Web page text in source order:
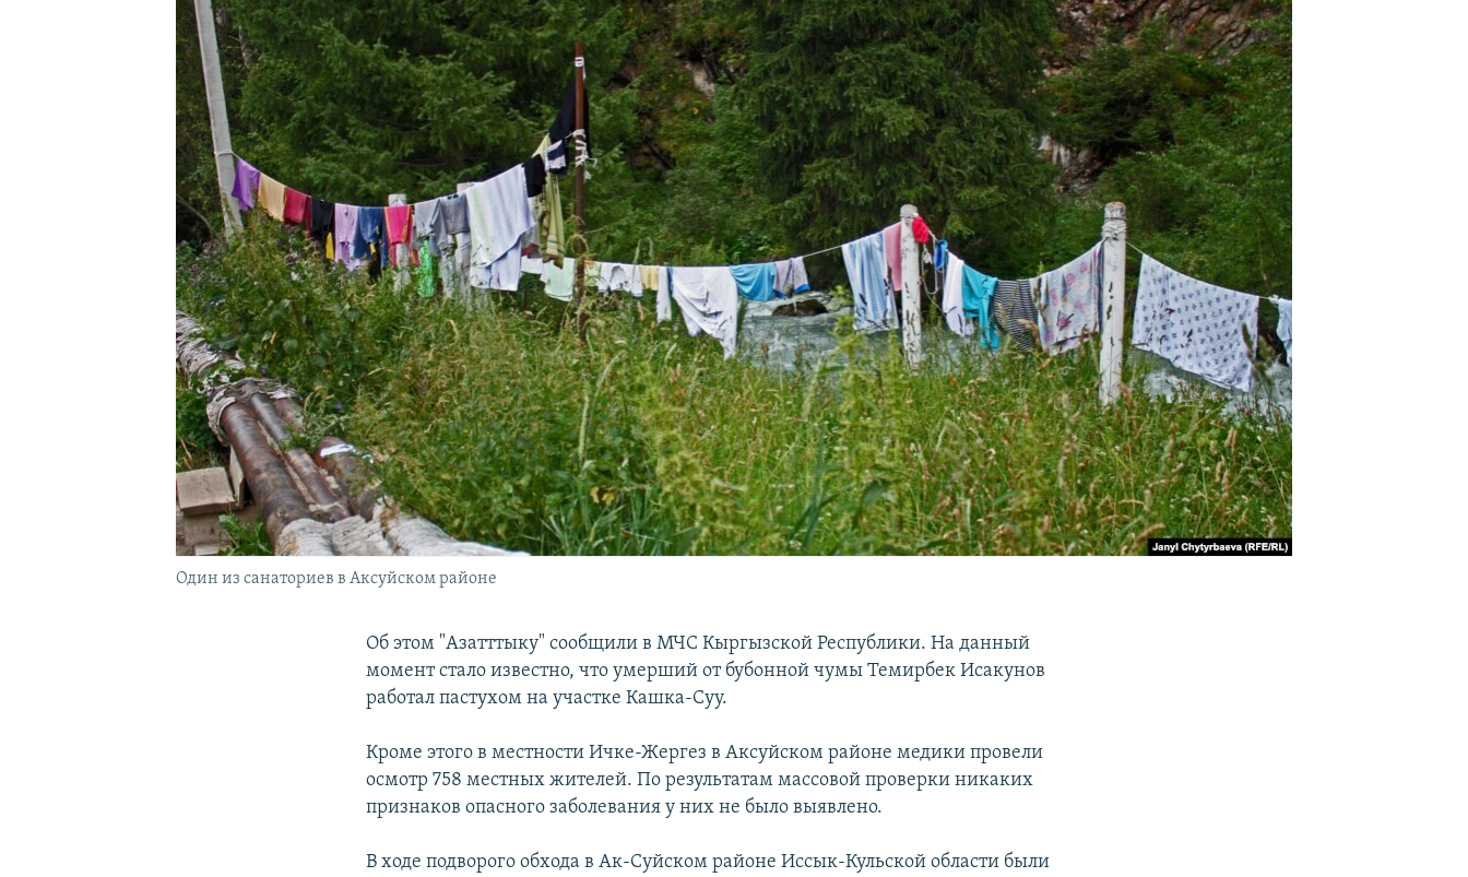
Один из санаториев в Аксуйском районе
Об этом "Азатттыку" сообщили в МЧС Кыргызской Республики. На данный
момент стало известно, что умерший от бубонной чумы Темирбек Исакунов
работал пастухом на участке Кашка-Суу.
Кроме этого в местности Ичке-Жергез в Аксуйском районе медики провели
осмотр 758 местных жителей. По результатам массовой проверки никаких
признаков опасного заболевания у них не было выявлено.
В ходе подворого обхода в Ак-Суйском районе Иссык-Кульской области были